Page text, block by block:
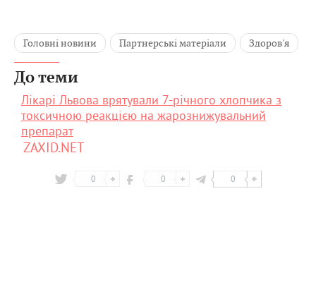
Головні новини Партнерські матеріали Здоров'я
До теми
Лікарі Львова врятували 7-річного хлопчика з
токсичною реакцією на жарознижувальний
препарат
ZAXID.NET
0 0 0